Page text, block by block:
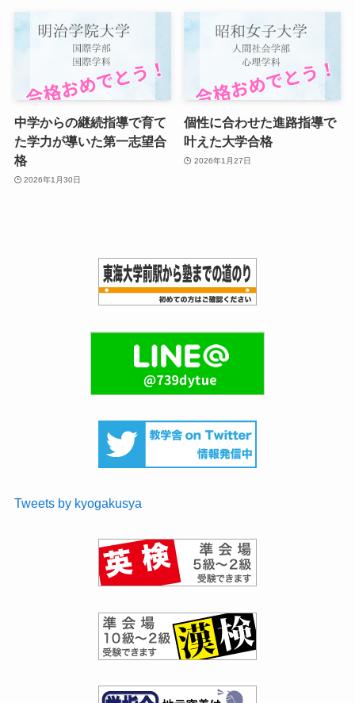
中学からの継続指導で育て
た学力が導いた第一志望合
格
2026年1月30日
個性に合わせた進路指導で
叶えた大学合格
2026年1月27日
Tweets by kyogakusya